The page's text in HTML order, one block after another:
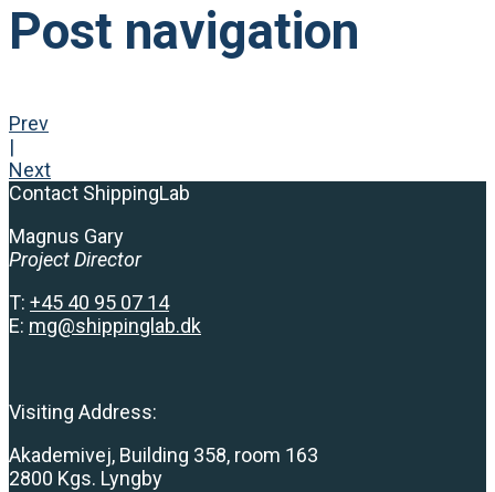
Post navigation
Prev
|
Next
Contact ShippingLab
Magnus Gary
Project Director
T: +45 40 95 07 14
E: mg@shippinglab.dk
Visiting Address:
Akademivej, Building 358, room 163
2800 Kgs. Lyngby